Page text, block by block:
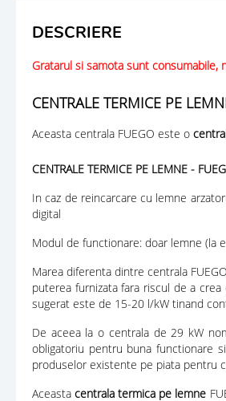
DESCRIERE
Gratarul si samota sunt consumabile,
CENTRALE TERMICE PE
Aceasta centrala FUEGO este o
CENTRALE TERMICE PE LEMNE -
In caz de reincarcare cu lemne
digital
Modul de functionare: doar lemne (la
Marea diferenta dintre centrala
puterea furnizata fara riscul de a
sugerat este de 15-20 l/kW tinand
De aceea la o centrala de 29 kW
obligatoriu pentru buna functionare
produselor existente pe piata pentru
Aceastacentrala termica pe lemne